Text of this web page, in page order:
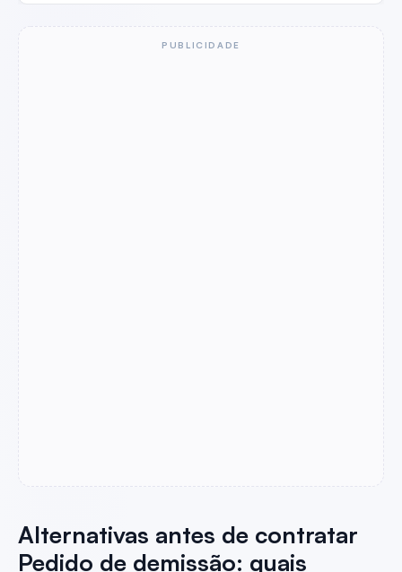
PUBLICIDADE
Alternativas antes de contratar
Pedido de demissão: quais